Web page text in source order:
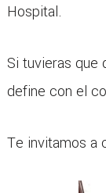
Hospital.
Si tuvieras que
define con el
Te invitamos a